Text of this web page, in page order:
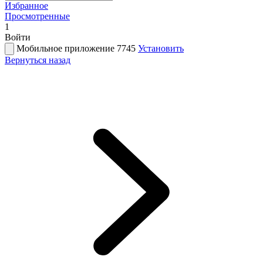
Избранное
Просмотренные
1
Войти
Мобильное приложение 7745 Установить
Вернуться назад